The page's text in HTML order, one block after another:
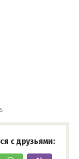
с друзьями: